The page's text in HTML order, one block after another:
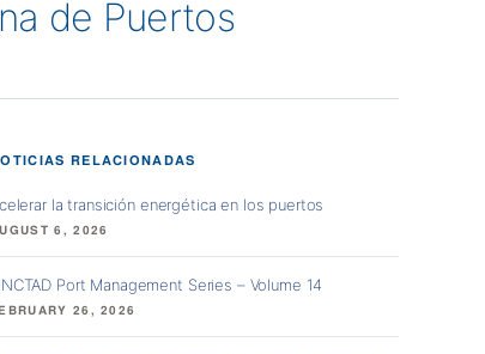
de Puertos
RELACIONADAS
la transición energética en los puertos
6, 2026
Port Management Series – Volume 14
26, 2026